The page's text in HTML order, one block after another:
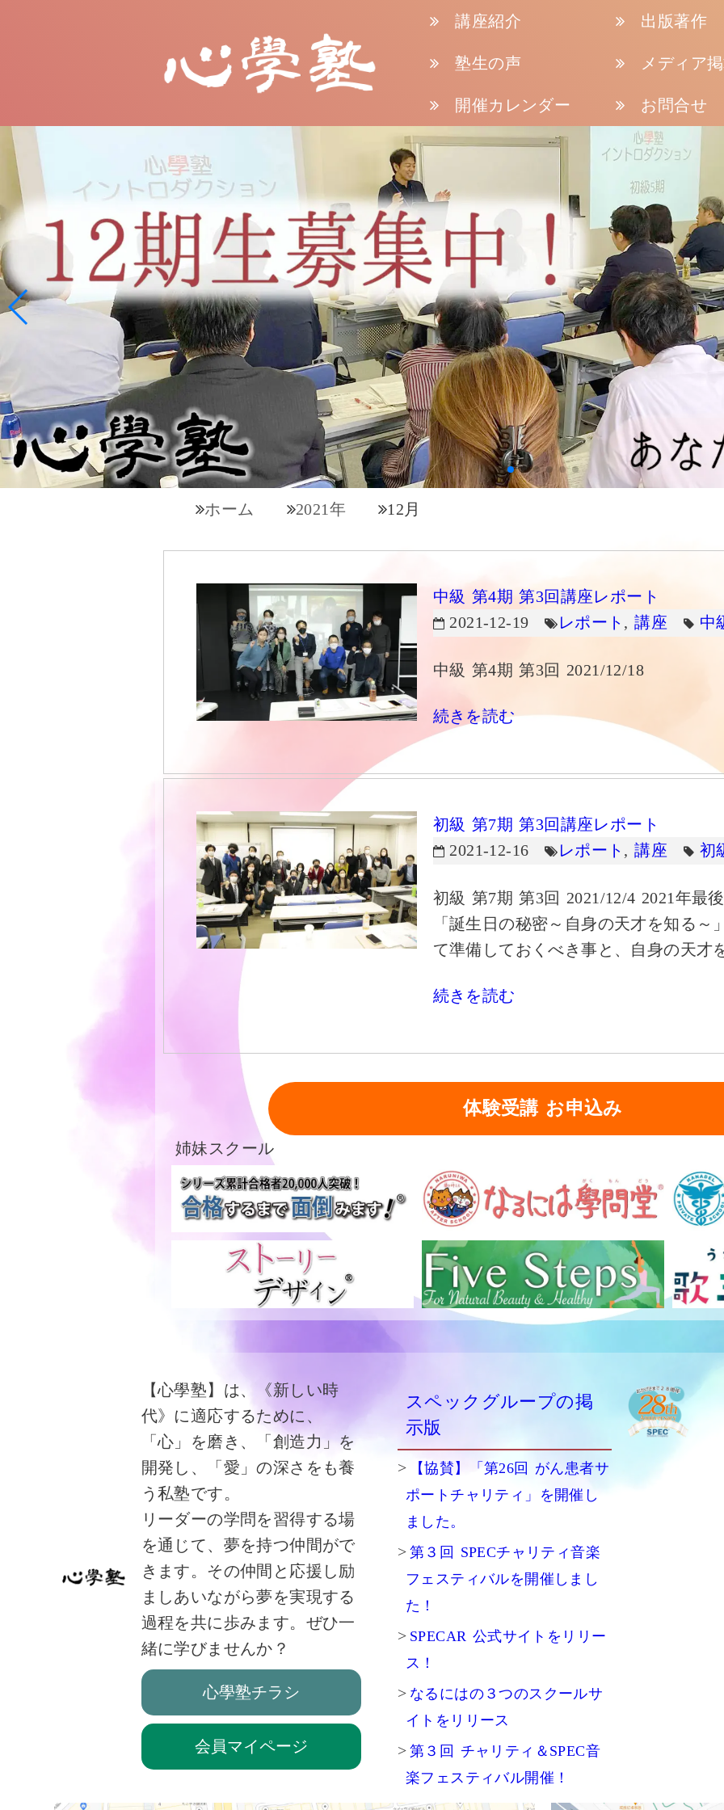
講座紹介 出版著作
塾生の声 メディア
開催カレンダー お問合せ
ホーム 2021年 12月
中級 第4期 第3回講座レポート
2021-12-19
レポート ,講座 中
中級 第4期 第3回 2021/12/18
続きを読む
初級 第7期 第3回講座レポート
2021-12-16
レポート ,講座 初
初級 第7期 第3回 2021/12/4 2021年最
「誕生日の秘密～自身の天才を知る～
て準備しておくべき事と、自身の天才
続きを読む
体験受講 お申込み
姉妹スクール
【心學塾】は、《新しい時
代》に適応するために、
「心」を磨き、「創造力」を
開発し、「愛」の深さをも養
う私塾です。
リーダーの学問を習得する場
を通じて、夢を持つ仲間がで
きます。その仲間と応援し励
ましあいながら夢を実現する
過程を共に歩みます。ぜひ一
緒に学びませんか？
心學塾チラシ
会員マイページ
スペックグループの掲
示版
【協賛】「第26回 がん患者サ
ポートチャリティ」を開催し
ました。
第３回 SPECチャリティ音楽
フェスティバルを開催しまし
た！
SPECAR 公式サイトをリリー
ス！
なるにはの３つのスクールサ
イトをリリース
第３回 チャリティ＆SPEC音
楽フェスティバル開催！